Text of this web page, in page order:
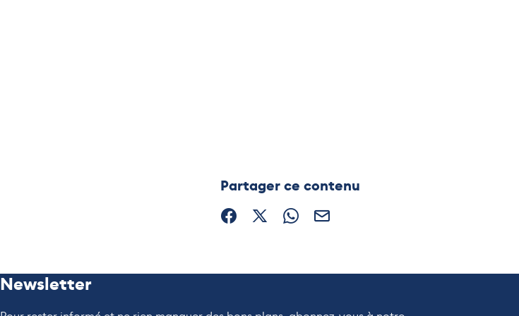
Partager ce contenu
Partager sur Facebook (nouvelle fenêtre)
Partager sur X / Twitter (nouvelle fenêtre)
Partager sur WhatsApp
Partager par mail
Newsletter